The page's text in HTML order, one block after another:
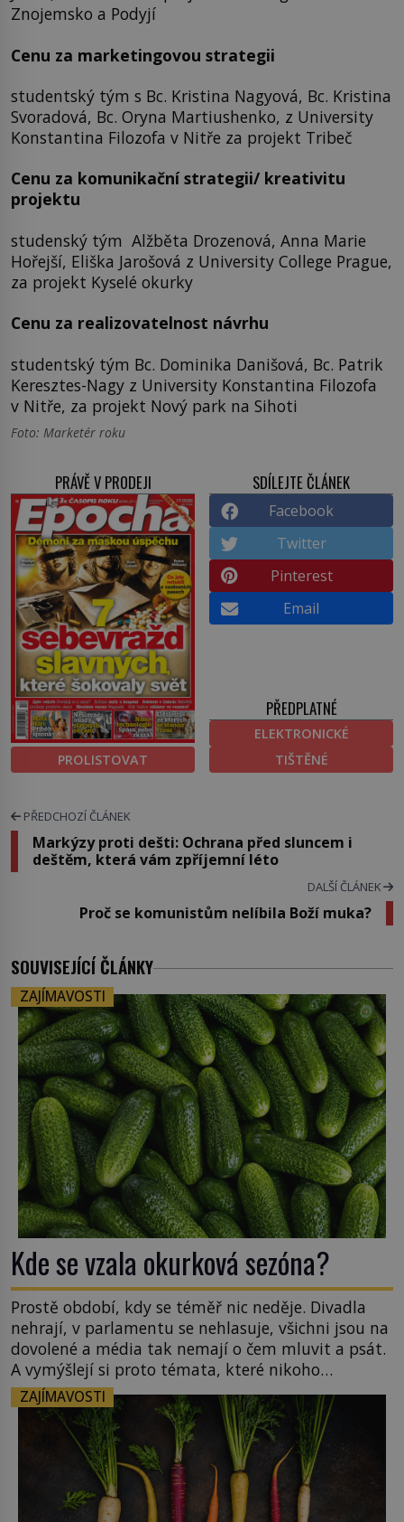
Znojemsko a Podyjí
Cenu za marketingovou strategii
studentský tým s Bc. Kristina Nagyová, Bc. Kristina
Svoradová, Bc. Oryna Martiushenko, z University
Konstantina Filozofa v Nitře za projekt Tribeč
Cenu za komunikační strategii/ kreativitu
projektu
studenský tým Alžběta Drozenová, Anna Marie
Hořejší, Eliška Jarošová z University College Prague,
za projekt Kyselé okurky
Cenu za realizovatelnost návrhu
studentský tým Bc. Dominika Danišová, Bc. Patrik
Keresztes-Nagy z University Konstantina Filozofa
v Nitře, za projekt Nový park na Sihoti
Foto: Marketér roku
PRÁVĚ V PRODEJI
PROLISTOVAT
SDÍLEJTE ČLÁNEK
Facebook
Twitter
Pinterest
Email
PŘEDPLATNÉ
ELEKTRONICKÉ
TIŠTĚNÉ
PŘEDCHOZÍ ČLÁNEK
Markýzy proti dešti: Ochrana před sluncem i
deštěm, která vám zpříjemní léto
DALŠÍ ČLÁNEK
Proč se komunistům nelíbila Boží muka?
SOUVISEJÍCÍ ČLÁNKY
ZAJÍMAVOSTI
Kde se vzala okurková sezóna?
Prostě období, kdy se téměř nic neděje. Divadla
nehrají, v parlamentu se nehlasuje, všichni jsou na
dovolené a média tak nemají o čem mluvit a psát.
A vymýšlejí si proto témata, které nikoho
nezajímají. Proč je však ona letní doba spojovaná
zrovna s okurkami? Okurkovou sezónu známe už
od poloviny 19. století, ovšem jako Češi […]
ZAJÍMAVOSTI